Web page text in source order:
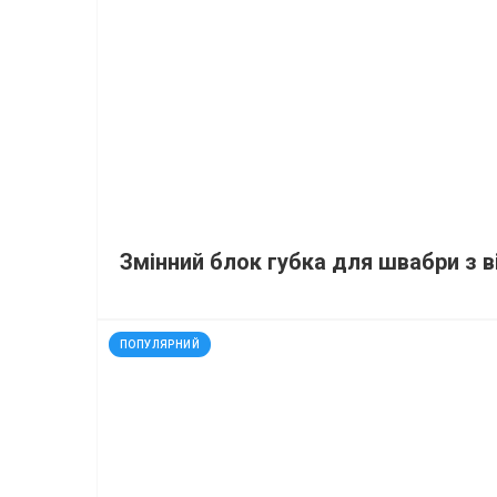
Змінний блок губка для швабри з
ПОПУЛЯРНИЙ
код: 120394